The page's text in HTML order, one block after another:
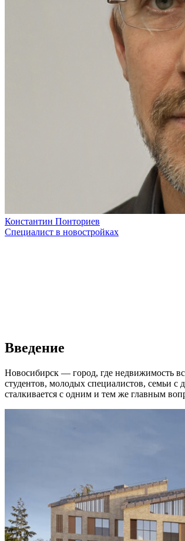
Константин Понториев
Специалист в новостройках
Введение
Новосибирск — город, где недвижимость
студентов, молодых специалистов, семьи
сталкивается с одним и тем же главным